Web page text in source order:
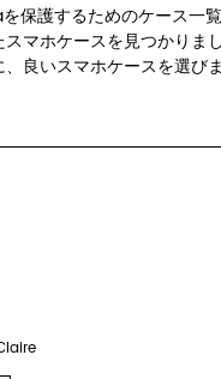
保護するためのケース一
マホケースを見つかりま
良いスマホケースを選び